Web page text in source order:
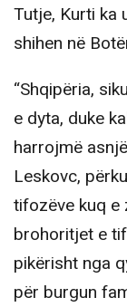
Tutje, Kurti ka
shihen në
“Shqipëria,
e dyta, duke
harrojmë
Leskovc,
tifozëve kuq e
brohoritjet e
pikërisht nga
për burgun